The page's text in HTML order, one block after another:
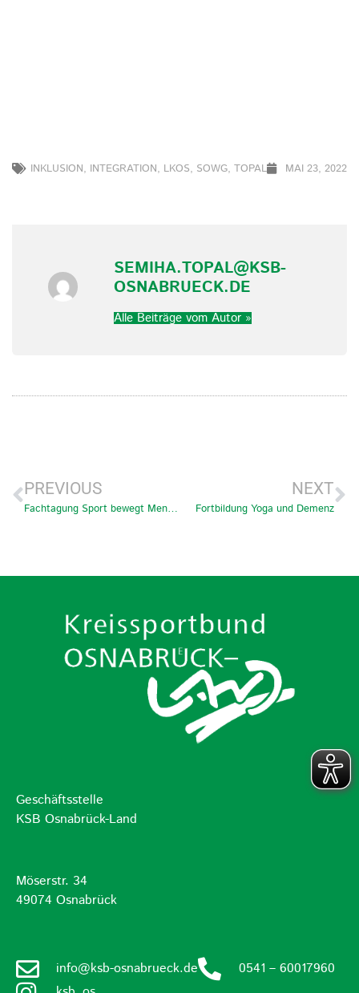
INKLUSION, INTEGRATION, LKOS, SOWG, TOPAL MAI 23, 2022
SEMIHA.TOPAL@KSB-
OSNABRUECK.DE
Alle Beiträge vom Autor »
PREVIOUS
Fachtagung Sport bewegt Menschen mit Demenz
NEXT
Fortbildung Yoga und Demenz
Geschäftsstelle
KSB Osnabrück-Land
Möserstr. 34
49074 Osnabrück
info@ksb-osnabrueck.de
0541 – 60017960